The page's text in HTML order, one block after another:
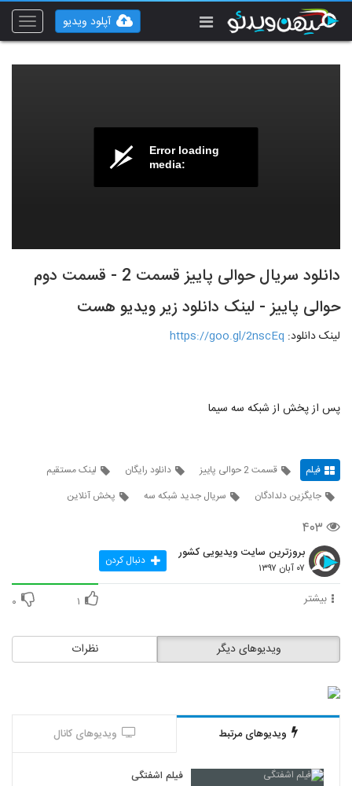
Toggle
آپلود ویدیو
Error loading
media:
دانلود سریال حوالی پاییز قسمت 2 - قسمت دوم
حوالی پاییز - لینک دانلود زیر ویدیو هست
لینک دانلود: https://goo.gl/2nscEq
پس از پخش از شبکه سه سیما
فیلم قسمت 2 حوالی پاییز دانلود رایگان
لینک مستقیم
جایگزین دلدادگان
سریال جدید شبکه سه پخش آنلاین
۴۰۳
بروزترین سایت ویدیویی کشور
۰۷ آبان ۱۳۹۷ دنبال کردن
بیشتر ۱ ۰
نظرات ویدیوهای دیگر
ویدیوهای مرتبط ویدیوهای کانال
فیلم اشفتگی